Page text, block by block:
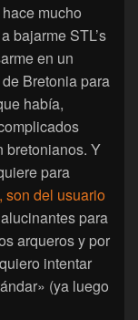
mucho
bajarme STL’s
en un
Bretonia para
había,
bretonianos. Y
para
son del usuario
para
arqueros y por
intentar
(ya luego